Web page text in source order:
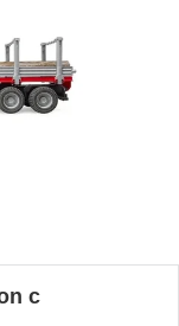
c